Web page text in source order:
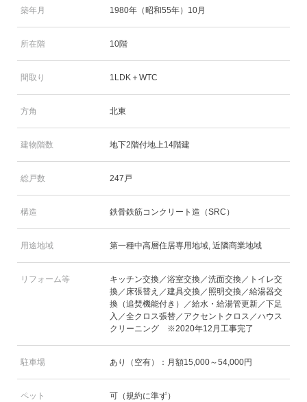
築年月 1980年（昭和55年）10月
所在階 10階
間取り 1LDK＋WTC
方角 北東
建物階数 地下2階付地上14階建
総戸数 247戸
構造 鉄骨鉄筋コンクリート造（SRC）
用途地域 第一種中高層住居専用地域, 近隣商業地域
リフォーム等
キッチン交換／浴室交換／洗面交換／トイレ交
換／床張替え／建具交換／照明交換／給湯器交
換（追焚機能付き）／給水・給湯管更新／下足
入／全クロス張替／アクセントクロス／ハウス
クリーニング ※2020年12月工事完了
駐車場 あり（空有）：月額15,000～54,000円
ペット 可（規約に準ず）